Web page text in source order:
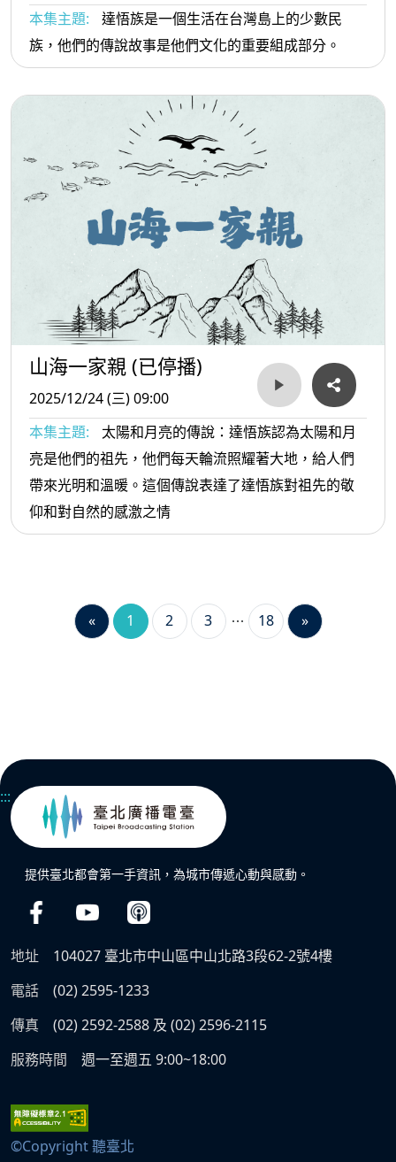
本集主題:
達悟族是一個生活在台灣島上的少數民
族，他們的傳說故事是他們文化的重要組成部分。
山海一家親 (已停播)
2025/12/24 (三) 09:00
本集主題:
太陽和月亮的傳說：達悟族認為太陽和月
亮是他們的祖先，他們每天輪流照耀著大地，給人們
帶來光明和溫暖。這個傳說表達了達悟族對祖先的敬
仰和對自然的感激之情
« 1 2 3 18 »
:::
提供臺北都會第一手資訊，為城市傳遞心動與感動。
地址
104027 臺北市中山區中山北路3段62-2號4樓
電話
(02) 2595-1233
傳真
(02) 2592-2588 及 (02) 2596-2115
服務時間
週一至週五 9:00~18:00
©Copyright 聽臺北